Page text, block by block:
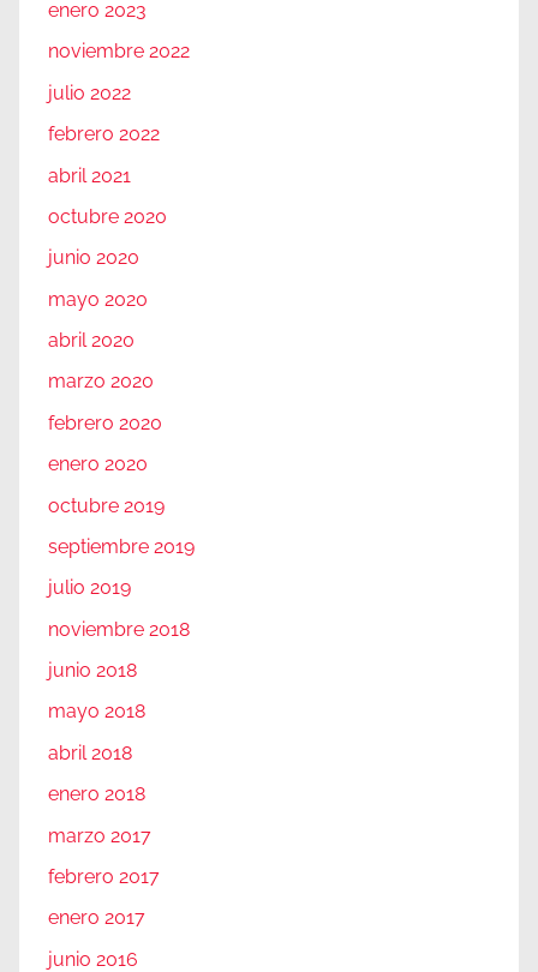
enero 2023
noviembre 2022
julio 2022
febrero 2022
abril 2021
octubre 2020
junio 2020
mayo 2020
abril 2020
marzo 2020
febrero 2020
enero 2020
octubre 2019
septiembre 2019
julio 2019
noviembre 2018
junio 2018
mayo 2018
abril 2018
enero 2018
marzo 2017
febrero 2017
enero 2017
junio 2016